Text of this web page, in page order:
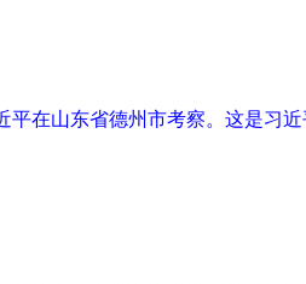
在山东省德州市考察。这是习